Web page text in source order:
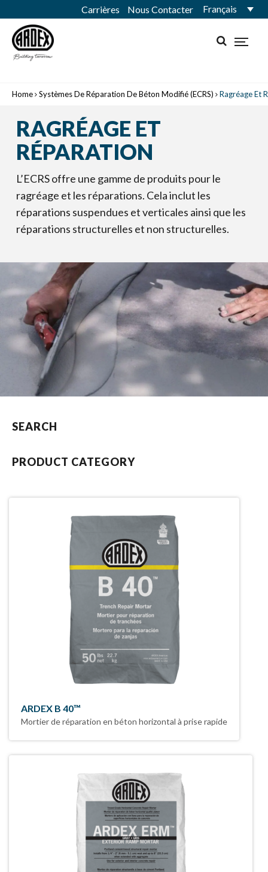
Carrières Nous Contacter Français
Home Systèmes De Réparation De Béton Modifié (ECRS) Ragréage Et
RAGRÉAGE ET
RÉPARATION
L’ECRS offre une gamme de produits pour le
ragréage et les réparations. Cela inclut les
réparations suspendues et verticales ainsi que les
réparations structurelles et non structurelles.
SEARCH
PRODUCT CATEGORY
ARDEX B 40™
Mortier de réparation en béton horizontal à prise rapide